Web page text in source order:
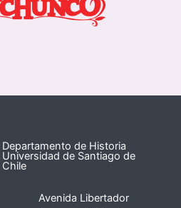
Departamento de Historia
Universidad de Santiago de
Chile
Avenida Libertador